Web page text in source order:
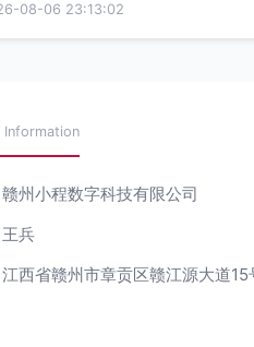
08-06 23:13:02
Information
赣州小程数字科技有限公司
王兵
江西省赣州市章贡区赣江源大道15